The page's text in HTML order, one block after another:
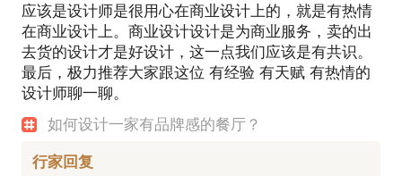
应该是设计师是很用心在商业设计上的，就是有热情
在商业设计上。商业设计设计是为商业服务，卖的出
去货的设计才是好设计，这一点我们应该是有共识。
最后，极力推荐大家跟这位 有经验 有天赋 有热情的
设计师聊一聊。
如何设计一家有品牌感的餐厅？
行家回复